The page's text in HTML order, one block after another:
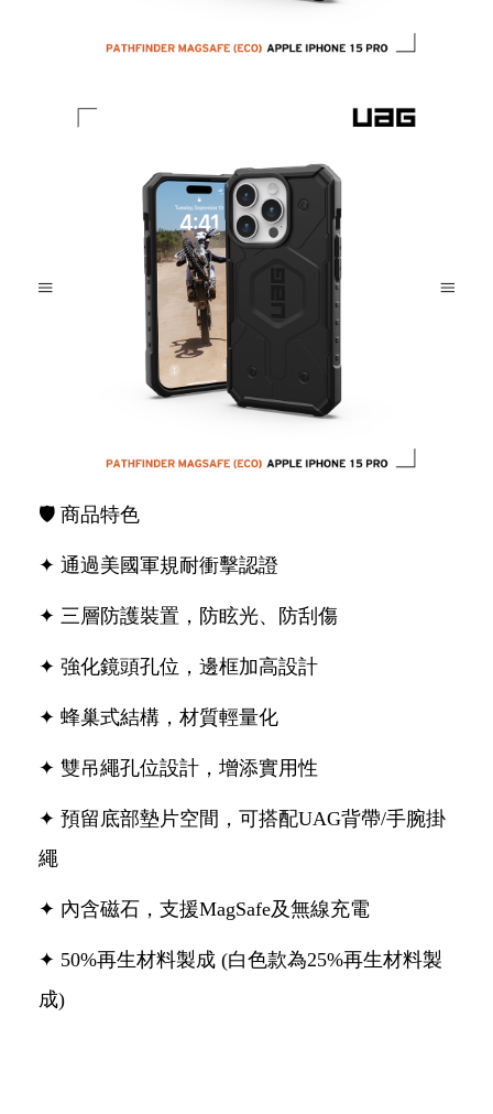
🛡 商品特色
✦ 通過美國軍規耐衝擊認證
✦ 三層防護裝置，防眩光、防刮傷
✦ 強化鏡頭孔位，邊框加高設計
✦ 蜂巢式結構，材質輕量化
✦ 雙吊繩孔位設計，增添實用性
✦ 預留底部墊片空間，可搭配UAG背帶/手腕掛
繩
✦ 內含磁石，支援MagSafe及無線充電
✦ 50%再生材料製成 (白色款為25%再生材料製
成)